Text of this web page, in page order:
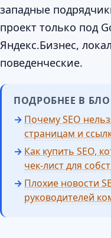
западные
проект только под
Яндекс.Бизнес,
поведенческие.
ПОДРОБНЕЕ В
Почему SEO
страницам и
Как купить SEO,
чек-лист для
Плохие новости
руководителей